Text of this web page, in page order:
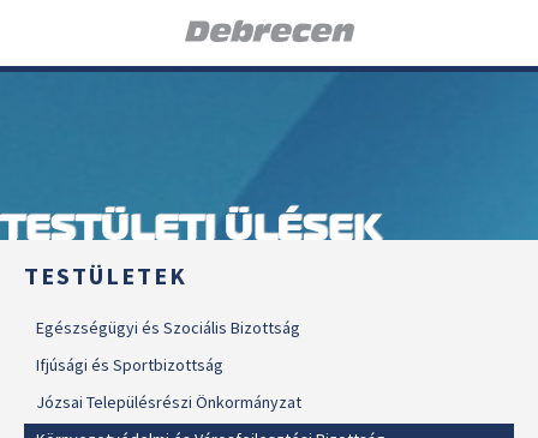
TESTÜLETI ÜLÉSEK
TESTÜLETEK
Egészségügyi és Szociális Bizottság
Ifjúsági és Sportbizottság
Józsai Településrészi Önkormányzat